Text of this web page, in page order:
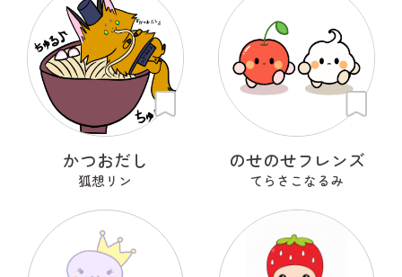
かつおだし
狐想リン
のせのせフレンズ
てらさこなるみ